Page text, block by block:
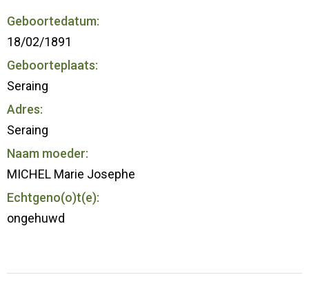
Geboortedatum:
18/02/1891
Geboorteplaats:
Seraing
Adres:
Seraing
Naam moeder:
MICHEL Marie Josephe
Echtgeno(o)t(e):
ongehuwd